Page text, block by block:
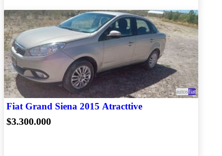
autosfiat
Fiat Grand Siena 2015 Atracttive
$3.300.000